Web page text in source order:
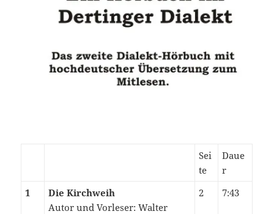
Sei
te
Daue
r
1
Die Kirchweih
Autor und Vorleser: Walter
2 7:43